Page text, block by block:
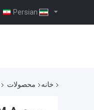
خانه محصولات